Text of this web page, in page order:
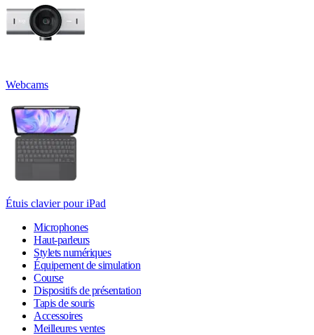
Webcams
Étuis clavier pour iPad
Microphones
Haut-parleurs
Stylets numériques
Équipement de simulation
Course
Dispositifs de présentation
Tapis de souris
Accessoires
Meilleures ventes